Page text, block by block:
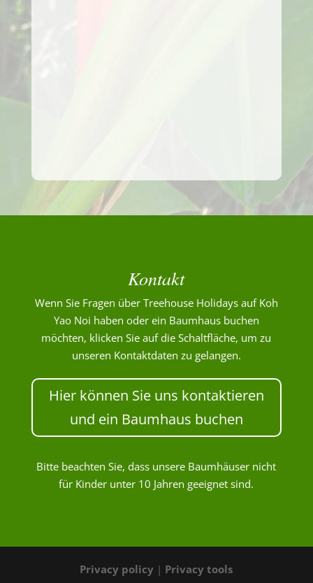
Kontakt
Wenn Sie Fragen über Treehouse Holidays auf Koh
Yao Noi haben oder ein Baumhaus buchen
möchten, klicken Sie auf die Schaltfläche, um zu
unseren Kontaktdaten zu gelangen.
Hier können Sie uns kontaktieren
und ein Baumhaus buchen
Bitte beachten Sie, dass unsere Baumhäuser nicht
für Kinder unter 10 Jahren geeignet sind.
Privacy policy | Privacy tools